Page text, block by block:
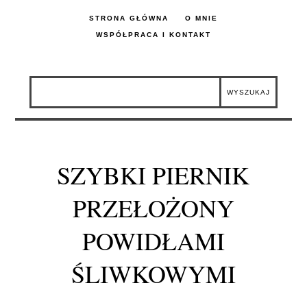
STRONA GŁÓWNA O MNIE
WSPÓŁPRACA I KONTAKT
SZYBKI PIERNIK
PRZEŁOŻONY
POWIDŁAMI
ŚLIWKOWYMI